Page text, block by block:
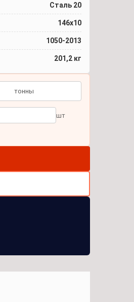
Сталь 20
146x10
1050-2013
201,2 кг
тонны
шт